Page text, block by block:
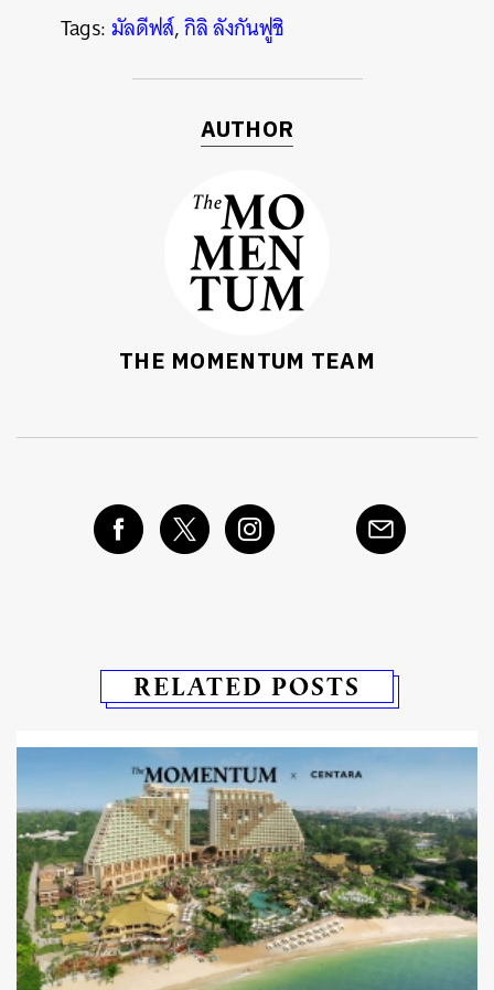
Tags:มัลดีฟส์,กิลิ ลังกันฟูชิ
AUTHOR
THE MOMENTUM TEAM
RELATED POSTS